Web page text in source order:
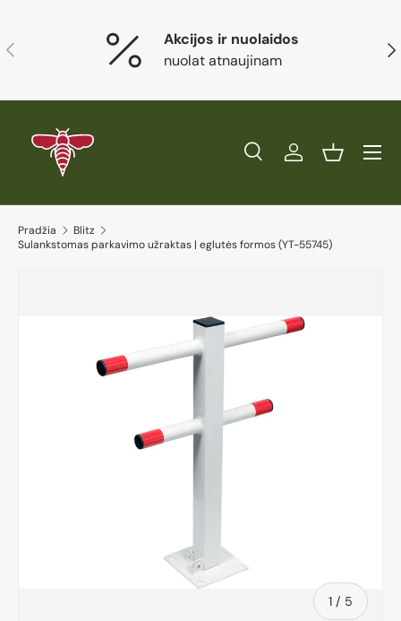
Ankstesnis
Akcijos ir nuolaidos
nuolat atnaujinam
Ieškoti
Prekės tipas
PaieškaPrisijungtiKrepšelis
Pradžia
Blitz
Sulankstomas parkavimo užraktas | eglutės formos (YT-55745)
1 / iš
5